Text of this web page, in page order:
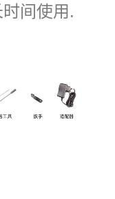
间使用.